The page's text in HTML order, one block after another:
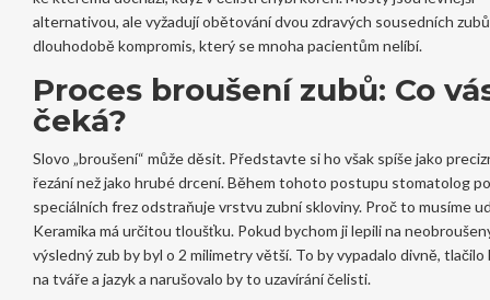
alternativou, ale vyžadují obětování dvou zdravých sousedních
dlouhodobě kompromis, který se mnoha pacientům nelíbí.
Proces broušení zubů: Co
čeká?
Slovo „broušení“ může děsit. Představte si ho však spíše jako
řezání než jako hrubé drcení. Během tohoto postupu stomatolog
speciálních frez odstraňuje vrstvu zubní skloviny. Proč to musíme
Keramika má určitou tloušťku. Pokud bychom ji lepili na
výsledný zub by byl o 2 milimetry větší. To by vypadalo divně, tlačilo
na tváře a jazyk a narušovalo by to uzavírání čelisti.